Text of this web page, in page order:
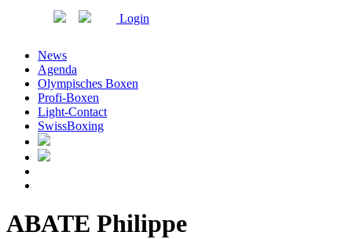
Login
News
Agenda
Olympisches Boxen
Profi-Boxen
Light-Contact
SwissBoxing
ABATE Philippe